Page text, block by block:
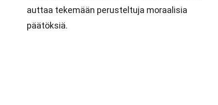
auttaa tekemään perusteltuja moraalisia
päätöksiä.